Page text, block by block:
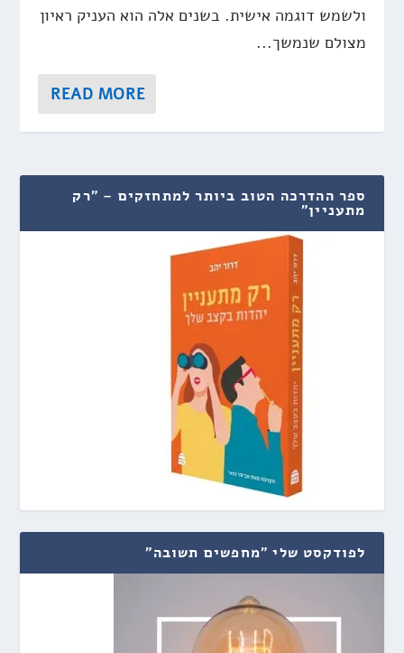
ולשמש דוגמה אישית. בשנים אלה הוא העניק ראיון
מצולם שנמשך...
READ MORE
ספר ההדרכה הטוב ביותר למתחזקים – "רק
מתעניין"
לפודקסט שלי "מחפשים תשובה"